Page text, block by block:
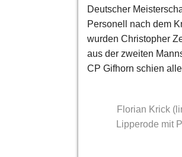
Deutscher
Personell nach dem
wurden Christopher
aus der zweiten
CP Gifhorn schien
Florian Krick
Lipperode mit